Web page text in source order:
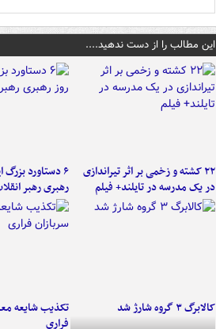
این مطالب را از دست ندهید....
۲۲ کشته و زخمی بر اثر تیراندازی
در یک مدرسه در تایلند+ فیلم
رهبری رهبر
کالابرگ ۳ گروه شارژ شد
تکذیب شایعه
فراری